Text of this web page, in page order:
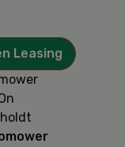
Leasing